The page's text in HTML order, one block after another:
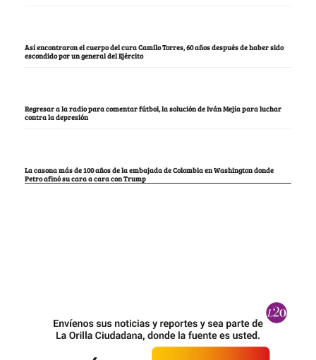
Así encontraron el cuerpo del cura Camilo Torres, 60 años después de haber sido
escondido por un general del Ejército
Regresar a la radio para comentar fútbol, la solución de Iván Mejía para luchar
contra la depresión
La casona más de 100 años de la embajada de Colombia en Washington donde
Petro afinó su cara a cara con Trump